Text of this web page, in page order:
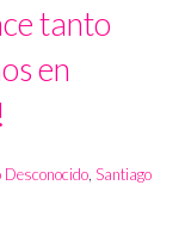
tanto
en
Desconocido, Santiago